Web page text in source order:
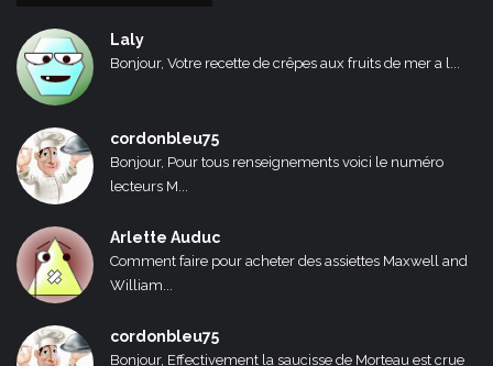
Laly
Bonjour, Votre recette de crêpes aux fruits de mer a l...
cordonbleu75
Bonjour, Pour tous renseignements voici le numéro
lecteurs M...
Arlette Auduc
Comment faire pour acheter des assiettes Maxwell and
William...
cordonbleu75
Bonjour, Effectivement la saucisse de Morteau est crue